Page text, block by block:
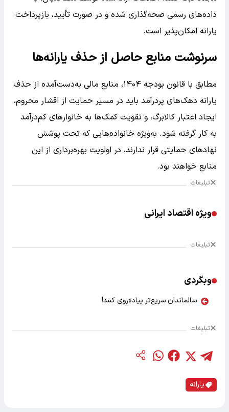
داده‌های رسمی صحه‌گذاری شده و در صورت تأیید، بازپرداخت
یارانه امکان‌پذیر است.
سرنوشت منابع حاصل از حذف یارانه‌ها
مطابق با قانون بودجه ۱۴۰۴، منابع مالی به‌دست‌آمده از حذف
یارانه دهک‌های پردرآمد باید در مسیر حمایت از اقشار محروم،
ایجاد اعتبار کالابرگ، و تقویت کمک‌ها به خانوارهای کم‌درآمد
به کار گرفته شود. به‌ویژه خانواده‌هایی که تحت پوشش
نهادهای حمایتی قرار ندارند، در اولویت بهره‌برداری از این
منابع خواهند بود.
تبلیغات
ویژه اقتصاد ایرانی
تبلیغات
وبگردی
سالماندان سریع‌تر پیاده‌روی کنند!
تبلیغات
یارانه